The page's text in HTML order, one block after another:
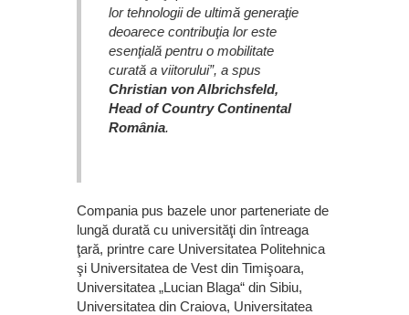
lor tehnologii de ultimă generaţie
deoarece contribuţia lor este
esenţială pentru o mobilitate
curată a viitorului”, a spus
Christian von Albrichsfeld,
Head of Country Continental
România.
Compania pus bazele unor parteneriate de
lungă durată cu universităţi din întreaga
ţară, printre care Universitatea Politehnica
şi Universitatea de Vest din Timişoara,
Universitatea „Lucian Blaga“ din Sibiu,
Universitatea din Craiova, Universitatea